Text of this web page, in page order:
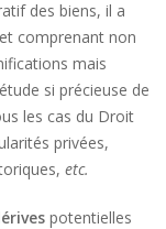
des biens, il a
comprenant non
mais
si précieuse de
les cas du Droit
privées,
etc.
potentielles